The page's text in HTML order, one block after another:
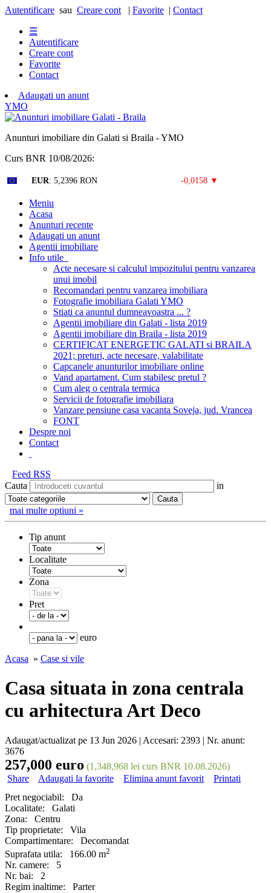
Autentificare sau Creare cont | Favorite | Contact
☰
Autentificare
Creare cont
Favorite
Contact
Adaugati un anunt
YMO
Anunturi imobiliare din Galati si Braila - YMO
Curs BNR 10/08/2026:
EUR: 5,2396 RON -0,0158 ▼
Meniu
Acasa
Anunturi recente
Adaugati un anunt
Agentii imobiliare
Info utile
Acte necesare si calculul impozitului pentru vanzarea
unui imobil
Recomandari pentru vanzarea imobiliara
Fotografie imobiliara Galati YMO
Stiati ca anuntul dumneavoastra ... ?
Agentii imobiliare din Galati - lista 2019
Agentii imobiliare din Braila - lista 2019
CERTIFICAT ENERGETIC GALATI si BRAILA
2021; preturi, acte necesare, valabilitate
Capcanele anunturilor imobiliare online
Vand apartament. Cum stabilesc pretul ?
Cum aleg o centrala termica
Servicii de fotografie imobiliara
Vanzare pensiune casa vacanta Soveja, jud. Vrancea
FONT
Despre noi
Contact
Feed RSS
Cauta
in
mai multe optiuni »
Tip anunt
Localitate
Zona
Pret
euro
Acasa » Case si vile
Casa situata in zona centrala
cu arhitectura Art Deco
Adaugat/actualizat pe 13 Jun 2026 | Accesari: 2393 | Nr. anunt:
3676
257,000 euro (1,348,968 lei curs BNR 10.08.2026)
Share
Adaugati la favorite Elimina anunt favorit
Printati
Pret negociabil: Da
Localitate: Galati
Zona: Centru
Tip proprietate: Vila
Compartimentare: Decomandat
Suprafata utila: 166.00 m2
Nr. camere: 5
Nr. bai: 2
Regim inaltime: Parter